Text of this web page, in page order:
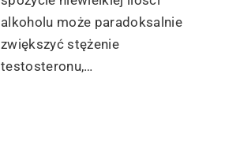
alkoholu może paradoksalnie
zwiększyć stężenie
testosteronu,…